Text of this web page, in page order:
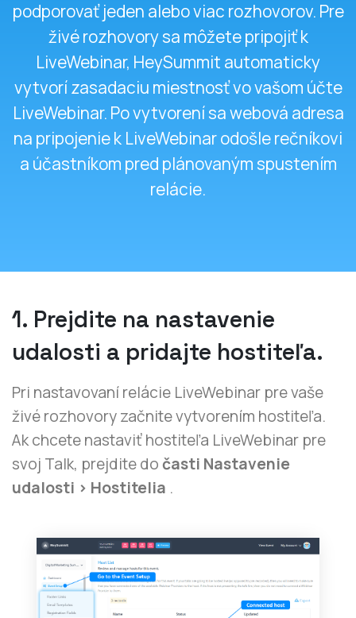
podporovať jeden alebo viac rozhovorov. Pre
živé rozhovory sa môžete pripojiť k
LiveWebinar, HeySummit automaticky
vytvorí zasadaciu miestnosť vo vašom účte
LiveWebinar. Po vytvorení sa webová adresa
na pripojenie k LiveWebinar odošle rečníkovi
a účastníkom pred plánovaným spustením
relácie.
1. Prejdite na nastavenie
udalosti a pridajte hostiteľa.
Pri nastavovaní relácie LiveWebinar pre vaše
živé rozhovory začnite vytvorením hostiteľa.
Ak chcete nastaviť hostiteľa LiveWebinar pre
svoj Talk, prejdite dočasti Nastavenie
udalosti > Hostitelia .